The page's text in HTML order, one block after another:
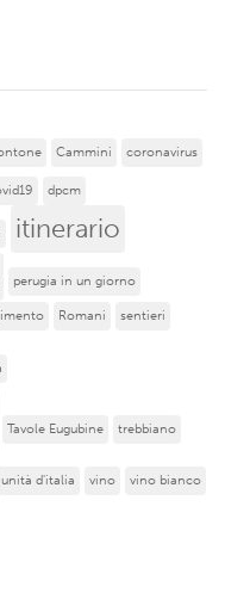
Cammini coronavirus
dpcm
itinerario
perugia in un giorno
Romani sentieri
Tavole Eugubine trebbiano
unità d'italia vino vino bianco